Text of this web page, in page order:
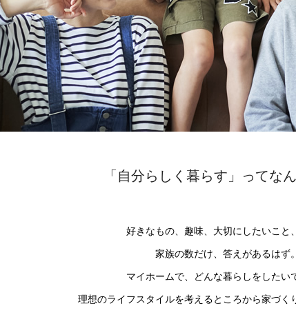
「自分らしく暮らす」ってな
好きなもの、趣味、大切にしたいこと
家族の数だけ、答えがあるはず。
マイホームで、どんな暮らしをしたい
理想のライフスタイルを考えるところから家づく